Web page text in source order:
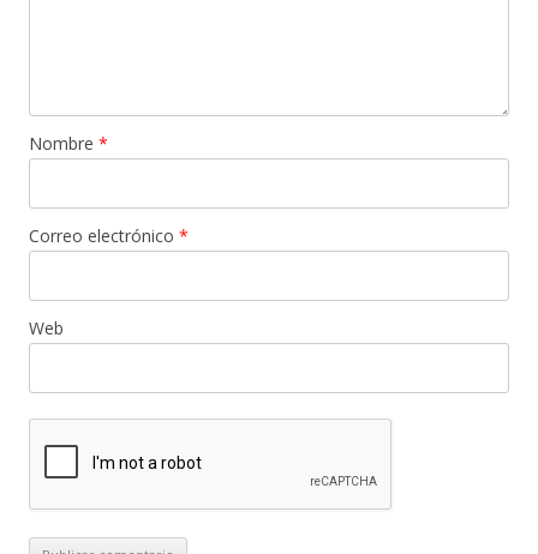
Nombre *
Correo electrónico *
Web